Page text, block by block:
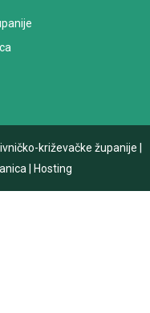
križevačke županije
Hosting